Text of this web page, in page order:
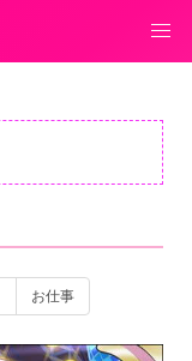
お仕事